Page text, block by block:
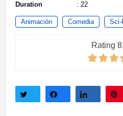
Duration
: 22
Animación Comedia Sci-
Rating